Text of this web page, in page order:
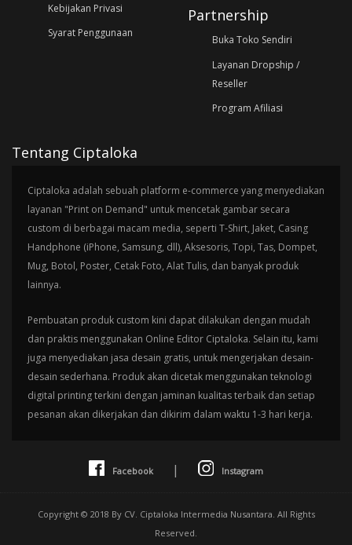
Kebijakan Privasi
Syarat Penggunaan
Partnership
Buka Toko Sendiri
Layanan Dropship /
Reseller
Program Afiliasi
Tentang Ciptaloka
Ciptaloka adalah sebuah platform e-commerce yang menyediakan
layanan "Print on Demand" untuk mencetak gambar secara
custom di berbagai macam media, seperti T-Shirt, Jaket, Casing
Handphone (iPhone, Samsung, dll), Aksesoris, Topi, Tas, Dompet,
Mug, Botol, Poster, Cetak Foto, Alat Tulis, dan banyak produk
lainnya.
Pembuatan produk custom kini dapat dilakukan dengan mudah
dan praktis menggunakan Online Editor Ciptaloka. Selain itu, kami
juga menyediakan jasa desain gratis, untuk mengerjakan desain-
desain sederhana. Produk akan dicetak menggunakan teknologi
digital printing terkini dengan jaminan kualitas terbaik dan setiap
pesanan akan dikerjakan dan dikirim dalam waktu 1-3 hari kerja.
Facebook | Instagram
Copyright © 2018 By CV. Ciptaloka Intermedia Nusantara. All Rights
Reserved.